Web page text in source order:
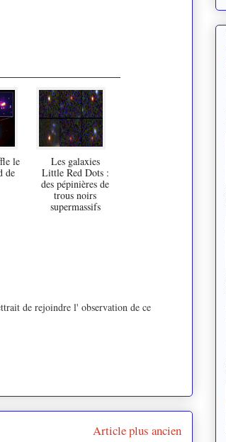
le
de
Les galaxies
Little Red Dots :
des pépinières de
trous noirs
supermassifs
de rejoindre l' observation de ce
Article plus ancien